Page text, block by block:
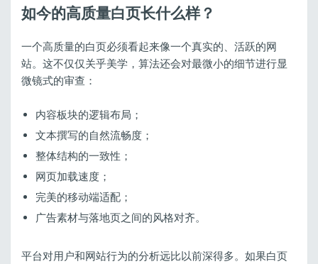
如今的高质量白页长什么样？
一个高质量的白页必须看起来像一个真实的、活跃的网
站。这不仅仅关乎美学，算法还会对最微小的细节进行显
微镜式的审查：
内容板块的逻辑布局；
文本撰写的自然流畅度；
整体结构的一致性；
网页加载速度；
完美的移动端适配；
广告素材与落地页之间的风格对齐。
平台对用户和网站行为的分析远比以前深得多。如果白页